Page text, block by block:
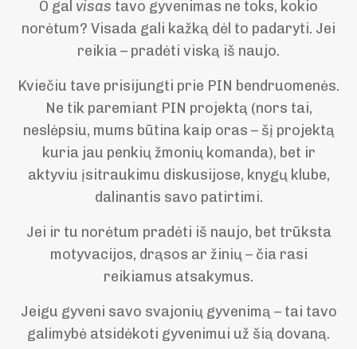
O gal visas tavo gyvenimas ne toks, kokio
norėtum? Visada gali kažką dėl to padaryti. Jei
reikia – pradėti viską iš naujo.
Kviečiu tave prisijungti prie PIN bendruomenės.
Ne tik paremiant PIN projektą (nors tai,
neslėpsiu, mums būtina kaip oras – šį projektą
kuria jau penkių žmonių komanda), bet ir
aktyviu įsitraukimu diskusijose, knygų klube,
dalinantis savo patirtimi.
Jei ir tu norėtum pradėti iš naujo, bet trūksta
motyvacijos, drąsos ar žinių – čia rasi
reikiamus atsakymus.
Jeigu gyveni savo svajonių gyvenimą – tai tavo
galimybė atsidėkoti gyvenimui už šią dovaną.